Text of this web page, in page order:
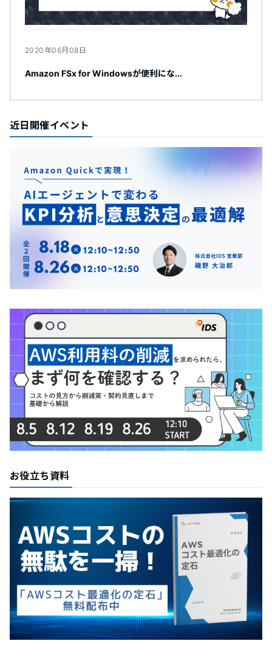
2020年06月08日
Amazon FSx for Windowsが便利にな...
近日開催イベント
お役立ち資料